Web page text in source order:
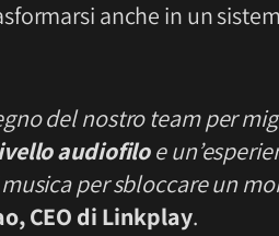
anche in un
del nostro team per
audiofiloe
per sbloccare un
CEO di Linkplay.